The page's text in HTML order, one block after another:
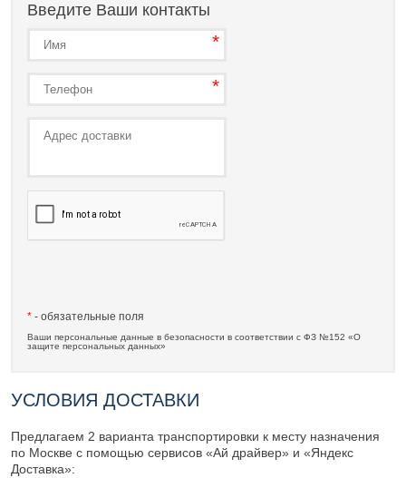
Введите Ваши контакты
* - обязательные поля
Ваши персональные данные в безопасности в соответствии с ФЗ №152 «О
защите персональных данных»
УСЛОВИЯ ДОСТАВКИ
Предлагаем 2 варианта транспортировки к месту назначения
по Москве с помощью сервисов «Ай драйвер» и «Яндекс
Доставка»: